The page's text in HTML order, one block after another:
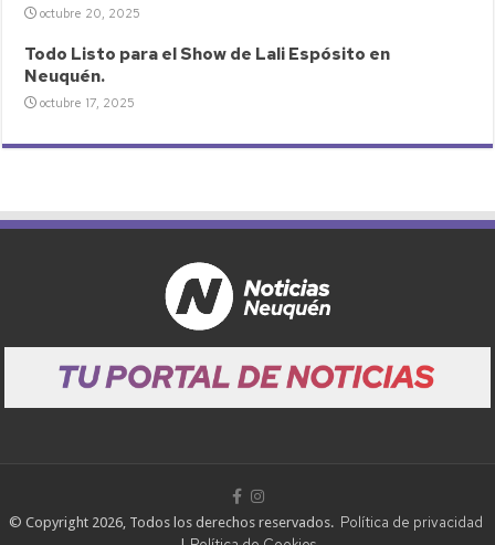
octubre 20, 2025
Todo Listo para el Show de Lali Espósito en
Neuquén.
octubre 17, 2025
© Copyright 2026, Todos los derechos reservados. Política de privacidad